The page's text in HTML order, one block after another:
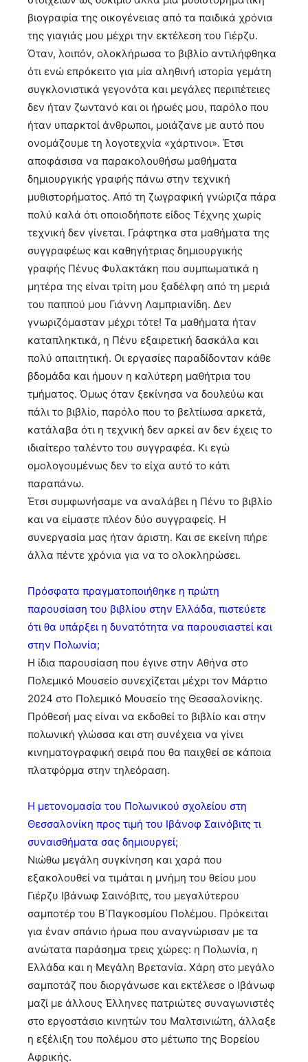
βιογραφία της οικογένειας από τα παιδικά χρόνια
της γιαγιάς μου μέχρι την εκτέλεση του Γιέρζυ.
Όταν, λοιπόν, ολοκλήρωσα το βιβλίο αντιλήφθηκα
ότι ενώ επρόκειτο για μία αληθινή ιστορία γεμάτη
συγκλονιστικά γεγονότα και μεγάλες περιπέτειες
δεν ήταν ζωντανό και οι ήρωές μου, παρόλο που
ήταν υπαρκτοί άνθρωποι, μοιάζανε με αυτό που
ονομάζουμε τη λογοτεχνία «χάρτινοι». Έτσι
αποφάσισα να παρακολουθήσω μαθήματα
δημιουργικής γραφής πάνω στην τεχνική
μυθιστορήματος. Από τη ζωγραφική γνώριζα πάρα
πολύ καλά ότι οποιοδήποτε είδος Τέχνης χωρίς
τεχνική δεν γίνεται. Γράφτηκα στα μαθήματα της
συγγραφέως και καθηγήτριας δημιουργικής
γραφής Πένυς Φυλακτάκη που συμπωματικά η
μητέρα της είναι τρίτη μου ξαδέλφη από τη μεριά
του παππού μου Γιάννη Λαμπριανίδη. Δεν
γνωριζόμασταν μέχρι τότε! Τα μαθήματα ήταν
καταπληκτικά, η Πένυ εξαιρετική δασκάλα και
πολύ απαιτητική. Οι εργασίες παραδίδονταν κάθε
βδομάδα και ήμουν η καλύτερη μαθήτρια του
τμήματος. Όμως όταν ξεκίνησα να δουλεύω και
πάλι το βιβλίο, παρόλο που το βελτίωσα αρκετά,
κατάλαβα ότι η τεχνική δεν αρκεί αν δεν έχεις το
ιδιαίτερο ταλέντο του συγγραφέα. Κι εγώ
ομολογουμένως δεν το είχα αυτό το κάτι
παραπάνω.
Έτσι συμφωνήσαμε να αναλάβει η Πένυ το βιβλίο
και να είμαστε πλέον δύο συγγραφείς. Η
συνεργασία μας ήταν άριστη. Και σε εκείνη πήρε
άλλα πέντε χρόνια για να το ολοκληρώσει.
Πρόσφατα πραγματοποιήθηκε η πρώτη
παρουσίαση του βιβλίου στην Ελλάδα, πιστεύετε
ότι θα υπάρξει η δυνατότητα να παρουσιαστεί και
στην Πολωνία;
Η ίδια παρουσίαση που έγινε στην Αθήνα στο
Πολεμικό Μουσείο συνεχίζεται μέχρι τον Μάρτιο
2024 στο Πολεμικό Μουσείο της Θεσσαλονίκης.
Πρόθεσή μας είναι να εκδοθεί το βιβλίο και στην
πολωνική γλώσσα και στη συνέχεια να γίνει
κινηματογραφική σειρά που θα παιχθεί σε κάποια
πλατφόρμα στην τηλεόραση.
Η μετονομασία του Πολωνικού σχολείου στη
Θεσσαλονίκη προς τιμή του Ιβάνοφ Σαινόβιτς τι
συναισθήματα σας δημιουργεί;
Νιώθω μεγάλη συγκίνηση και χαρά που
εξακολουθεί να τιμάται η μνήμη του θείου μου
Γιέρζυ Ιβάνωφ Σαινόβιτς, του μεγαλύτερου
σαμποτέρ του Β΄Παγκοσμίου Πολέμου. Πρόκειται
για έναν σπάνιο ήρωα που αναγνώρισαν με τα
ανώτατα παράσημα τρεις χώρες: η Πολωνία, η
Ελλάδα και η Μεγάλη Βρετανία. Χάρη στο μεγάλο
σαμποτάζ που διοργάνωσε και εκτέλεσε ο Ιβάνωφ
μαζί με άλλους Έλληνες πατριώτες συναγωνιστές
στο εργοστάσιο κινητών του Μαλτσινιώτη, άλλαξε
η εξέλιξη του πολέμου στο μέτωπο της Βορείου
Αφρικής.